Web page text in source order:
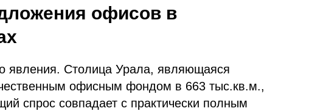
офисов в
явления. Столица Урала, являющаяся
офисным фондом в 663 тыс.кв.м.,
спрос совпадает с практически полным